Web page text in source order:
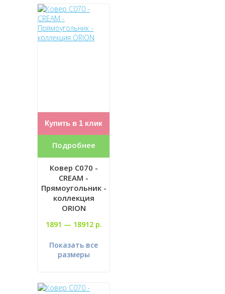
Купить в 1 клик
Подробнее
Ковер C070 -
CREAM -
Прямоугольник -
коллекция
ORION
1891 — 18912 р.
Показать все
размеры